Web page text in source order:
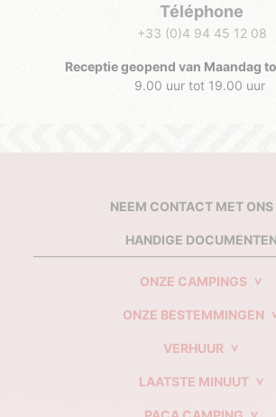
Téléphone
+33 (0)4 94 45 12 08
Receptie geopend van Maandag
9.00 uur tot 19.00 uur
NEEM CONTACT MET ONS
HANDIGE
ONZE CAMPINGS
ONZE BESTEMMINGEN
VERHUUR
LAATSTE MINUUT